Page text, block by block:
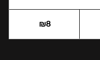
₪8